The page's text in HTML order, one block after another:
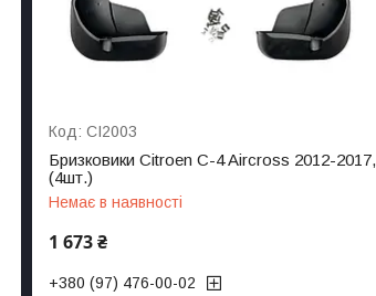
CI2003
Бризковики Citroen C-4 Aircross 2012-2017,
(4шт.)
Немає в наявності
1 673 ₴
+380 (97) 476-00-02